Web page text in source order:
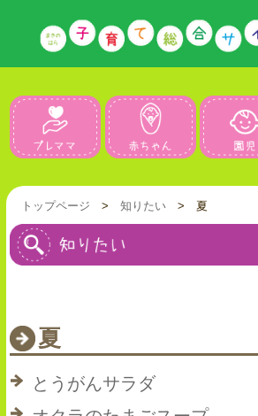
プレママ 赤ちゃん
トップページ > 知りたい> 夏
夏
とうがんサラダ